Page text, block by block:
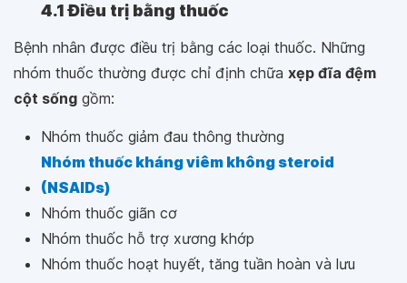
4.1 Điều trị bằng thuốc
Bệnh nhân được điều trị bằng các loại thuốc. Những
nhóm thuốc thường được chỉ định chữa xẹp đĩa đệm
cột sống gồm:
Nhóm thuốc giảm đau thông thường
Nhóm thuốc kháng viêm không steroid
(NSAIDs)
Nhóm thuốc giãn cơ
Nhóm thuốc hỗ trợ xương khớp
Nhóm thuốc hoạt huyết, tăng tuần hoàn và lưu